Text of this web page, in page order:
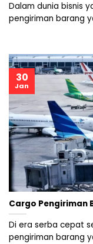
Dalam dunia bisnis
pengiriman barang
Cargo Pengiriman
Di era serba cepat
pengiriman barang
30
Jan